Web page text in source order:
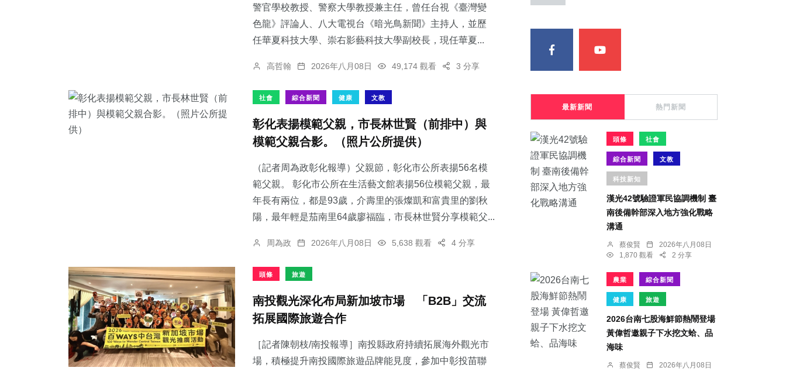
警官學校教授、警察大學教授兼主任，曾任台視《臺灣變
色龍》評論人、八大電視台《暗光鳥新聞》主持人，並歷
任華夏科技大學、崇右影藝科技大學副校長，現任華夏...
高哲翰 2026年八月08日 49,174 觀看 3 分享
社會 綜合新聞 健康 文教
彰化表揚模範父親，市長林世賢（前排中）與
模範父親合影。（照片公所提供）
（記者周為政彰化報導）父親節，彰化市公所表揚56名模
範父親。 彰化市公所在生活藝文館表揚56位模範父親，最
年長有兩位，都是93歲，介壽里的張燦凱和富貴里的劉秋
陽，最年輕是茄南里64歲廖福臨，市長林世賢分享模範父...
周為政 2026年八月08日 5,638 觀看 4 分享
頭條 旅遊
南投觀光深化布局新加坡市場 「B2B」交流
拓展國際旅遊合作
［記者陳朝枝/南投報導］南投縣政府持續拓展海外觀光市
場，積極提升南投國際旅遊品牌能見度，參加中彰投苗聯
最新新聞 熱門新聞
頭條 社會
綜合新聞 文教
科技新知
漢光42號驗證軍民協調機制 臺
南後備幹部深入地方強化戰略
溝通
蔡俊賢
2026年八月08日
1,870 觀看
2 分享
農業 綜合新聞
健康 旅遊
2026台南七股海鮮節熱鬧登場
黃偉哲邀親子下水挖文蛤、品
海味
蔡俊賢
2026年八月08日